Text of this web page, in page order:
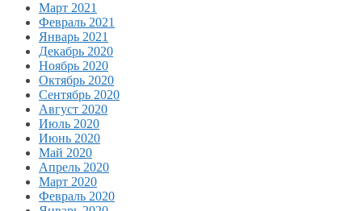
Март 2021
Февраль 2021
Январь 2021
Декабрь 2020
Ноябрь 2020
Октябрь 2020
Сентябрь 2020
Август 2020
Июль 2020
Июнь 2020
Май 2020
Апрель 2020
Март 2020
Февраль 2020